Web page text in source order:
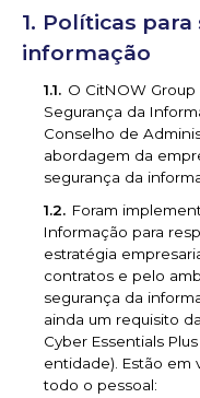
Políticas para
informação
O CitNOW
Segurança da
Conselho de
abordagem da
segurança da
Foram
Informação para
estratégia
contratos e pelo
segurança da
ainda um requisito
Cyber Essentials
entidade). Estão em
todo o pessoal: